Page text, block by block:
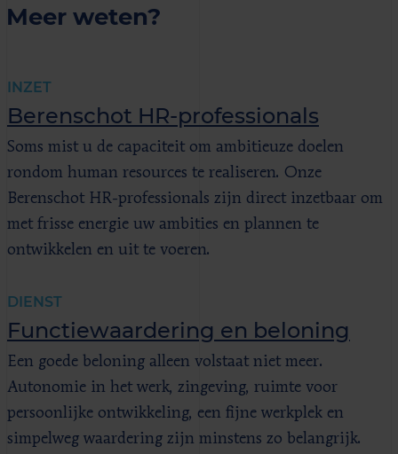
Meer weten?
INZET
Berenschot HR-professionals
Soms mist u de capaciteit om ambitieuze doelen
rondom human resources te realiseren. Onze
Berenschot HR-professionals zijn direct inzetbaar om
met frisse energie uw ambities en plannen te
ontwikkelen en uit te voeren.
DIENST
Functiewaardering en beloning
Een goede beloning alleen volstaat niet meer.
Autonomie in het werk, zingeving, ruimte voor
persoonlijke ontwikkeling, een fijne werkplek en
simpelweg waardering zijn minstens zo belangrijk.